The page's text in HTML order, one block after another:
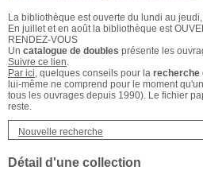
La bibliothèque est ouverte du lundi au
En juillet et en août la bibliothèque est
RENDEZ-VOUS
Un catalogue de doubles présente les
Suivre ce lien.
Par ici, quelques conseils pour la recherche
lui-même ne comprend pour le moment
tous les ouvrages depuis 1990). Le fichier
reste.
Nouvelle recherche
Détail d'une collection